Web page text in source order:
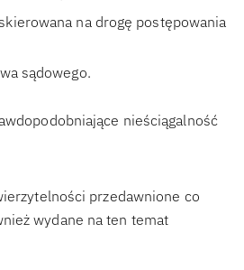
na drogę postępowania
sądowego.
nieściągalność
przedawnione co
wydane na ten temat